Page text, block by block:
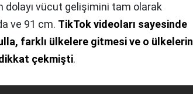
dolayı vücut gelişimini tam olarak
ve 91 cm. TikTok videoları sayesinde
farklı ülkelere gitmesi ve o ülkelerin
çekmişti.